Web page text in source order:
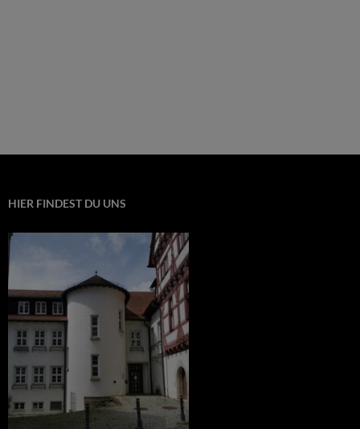
HIER FINDEST DU UNS